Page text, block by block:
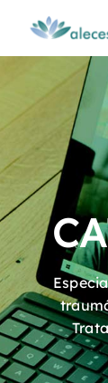
contenido